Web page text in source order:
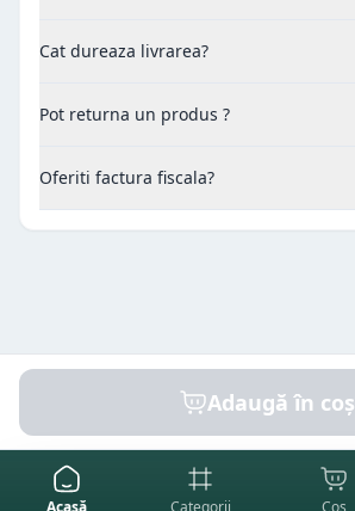
Cat dureaza livrarea?
Pot returna un produs ?
Oferiti factura fiscala?
Adaugă în coș
Acasă Categorii Coș